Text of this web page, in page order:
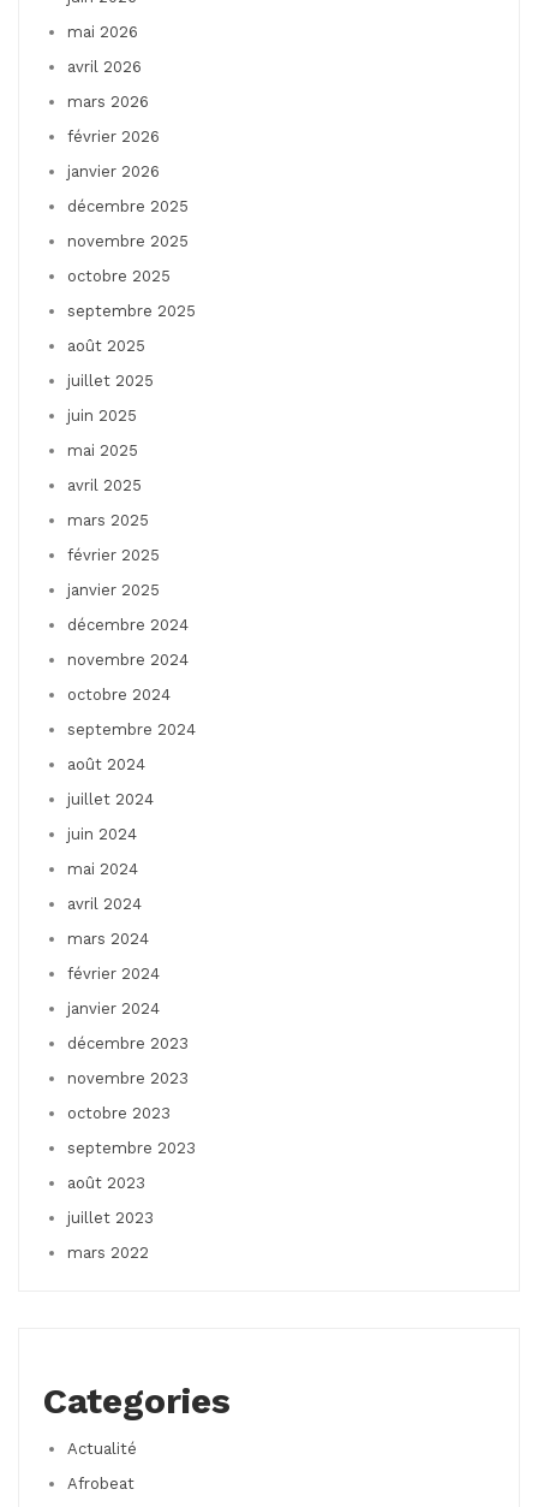
mai 2026
avril 2026
mars 2026
février 2026
janvier 2026
décembre 2025
novembre 2025
octobre 2025
septembre 2025
août 2025
juillet 2025
juin 2025
mai 2025
avril 2025
mars 2025
février 2025
janvier 2025
décembre 2024
novembre 2024
octobre 2024
septembre 2024
août 2024
juillet 2024
juin 2024
mai 2024
avril 2024
mars 2024
février 2024
janvier 2024
décembre 2023
novembre 2023
octobre 2023
septembre 2023
août 2023
juillet 2023
mars 2022
Categories
Actualité
Afrobeat